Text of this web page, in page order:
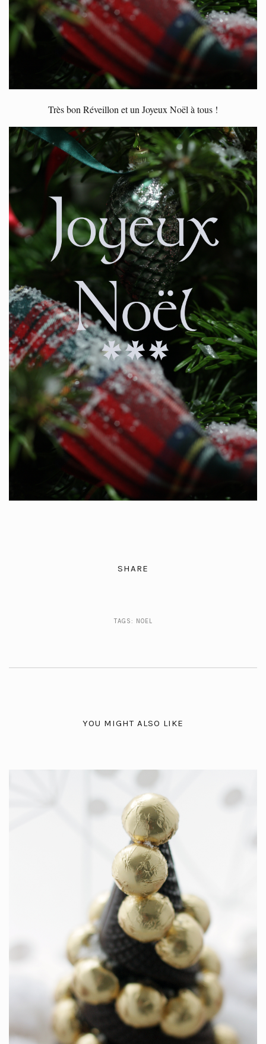
Très bon Réveillon et un Joyeux Noël à tous !
SHARE
TAGS: NOEL
YOU MIGHT ALSO LIKE